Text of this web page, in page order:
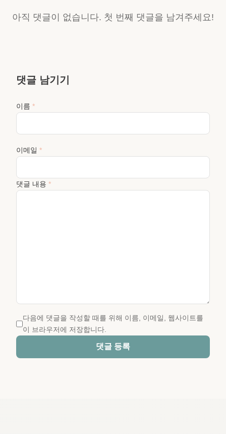
아직 댓글이 없습니다. 첫 번째 댓글을 남겨주세요!
댓글 남기기
이름 *
이메일 *
댓글 내용 *
다음에 댓글을 작성할 때를 위해 이름, 이메일, 웹사이트를
이 브라우저에 저장합니다.
댓글 등록